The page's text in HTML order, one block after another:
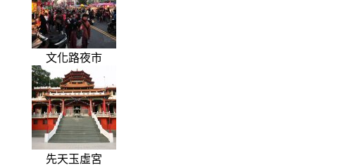
文化路夜市
先天玉虛宮